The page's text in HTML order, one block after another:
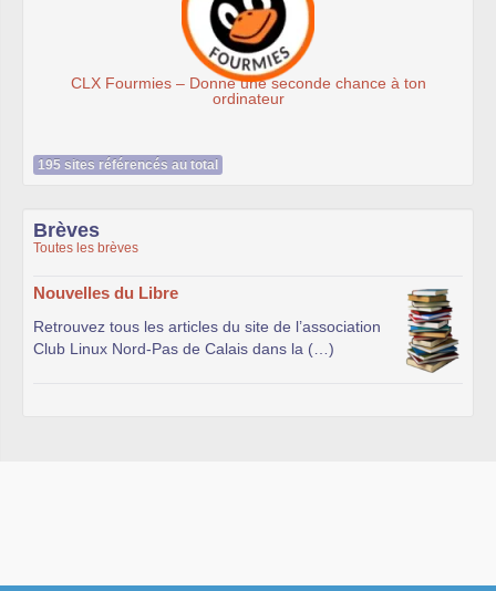
chance à ton Association Éthiciel
195 sites référencés au total
Brèves
Toutes les brèves
Nouvelles du Libre
Retrouvez tous les articles du site de l’association
Club Linux Nord-Pas de Calais dans la (…)